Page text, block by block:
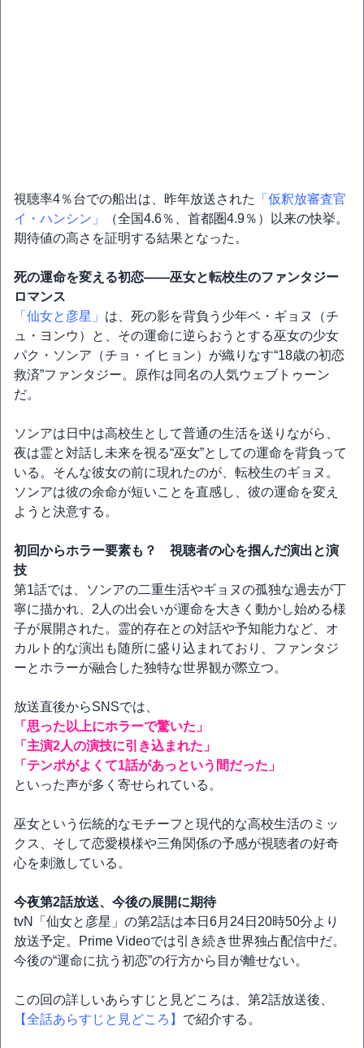
視聴率4％台での船出は、昨年放送された
「仮釈放審査官
イ・ハンシン」
（全国4.6％、首都圏4.9％）以来の快挙。
期待値の高さを証明する結果となった。
死の運命を変える初恋――巫女と転校生のファンタジー
ロマンス
「仙女と彦星」 は、死の影を背負う少年ベ・ギョヌ（チ
ュ・ヨンウ）と、その運命に逆らおうとする巫女の少女
パク・ソンア（チョ・イヒョン）が織りなす“18歳の初恋
救済”ファンタジー。原作は同名の人気ウェブトゥーン
だ。
ソンアは日中は高校生として普通の生活を送りながら、
夜は霊と対話し未来を視る“巫女”としての運命を背負って
いる。そんな彼女の前に現れたのが、転校生のギョヌ。
ソンアは彼の余命が短いことを直感し、彼の運命を変え
ようと決意する。
初回からホラー要素も？ 視聴者の心を掴んだ演出と演
技
第1話では、ソンアの二重生活やギョヌの孤独な過去が丁
寧に描かれ、2人の出会いが運命を大きく動かし始める様
子が展開された。霊的存在との対話や予知能力など、オ
カルト的な演出も随所に盛り込まれており、ファンタジ
ーとホラーが融合した独特な世界観が際立つ。
放送直後からSNSでは、
「思った以上にホラーで驚いた」
「主演2人の演技に引き込まれた」
「テンポがよくて1話があっという間だった」
といった声が多く寄せられている。
巫女という伝統的なモチーフと現代的な高校生活のミッ
クス、そして恋愛模様や三角関係の予感が視聴者の好奇
心を刺激している。
今夜第2話放送、今後の展開に期待
tvN「仙女と彦星」の第2話は本日6月24日20時50分より
放送予定。Prime Videoでは引き続き世界独占配信中だ。
今後の“運命に抗う初恋”の行方から目が離せない。
この回の詳しいあらすじと見どころは、第2話放送後、
【全話あらすじと見どころ】 で紹介する。